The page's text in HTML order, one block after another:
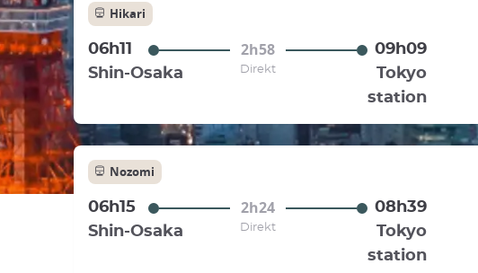
Hikari
06h11 2h58
09h09
Shin-Osaka
Direkt
Tokyo
station
Nozomi
06h15 2h24
08h39
Shin-Osaka
Direkt
Tokyo
station